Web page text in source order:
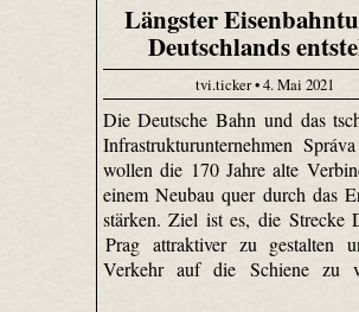
Längster
Deutschlands
tvi.ticker • 4. Mai 2021
Die Deutsche Bahn und das
Infrastrukturunternehmen
wollen die 170 Jahre alte
einem Neubau quer durch das
stärken. Ziel ist es, die Strecke
Prag attraktiver zu gestalten
Verkehr auf die Schiene zu